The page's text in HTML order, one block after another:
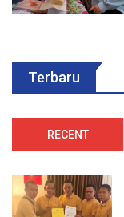
Terbaru
RECENT